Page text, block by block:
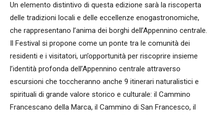
Un elemento distintivo di questa edizione sarà la riscoperta
delle tradizioni locali e delle eccellenze enogastronomiche,
che rappresentano l’anima dei borghi dell’Appennino centrale.
Il Festival si propone come un ponte tra le comunità dei
residenti e i visitatori, un’opportunità per riscoprire insieme
l’identità profonda dell’Appennino centrale attraverso
escursioni che toccheranno anche 9 itinerari naturalistici e
spirituali di grande valore storico e culturale: il Cammino
Francescano della Marca, il Cammino di San Francesco, il